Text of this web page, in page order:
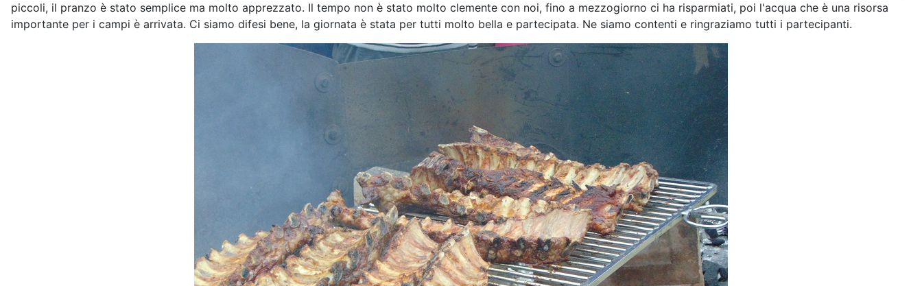
piccoli, il pranzo è stato semplice ma molto apprezzato. Il tempo non è stato molto clemente con noi, fino a mezzogiorno ci ha risparmiati, poi l'acqua che è una risorsa
importante per i campi è arrivata. Ci siamo difesi bene, la giornata è stata per tutti molto bella e partecipata. Ne siamo contenti e ringraziamo tutti i partecipanti.